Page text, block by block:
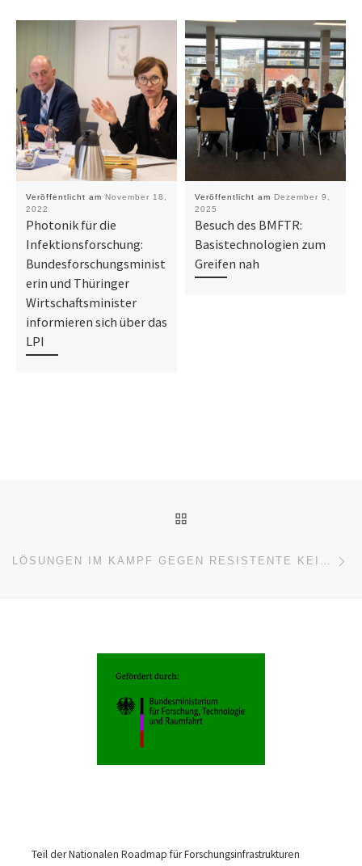
Veröffentlicht am November 18,
2022
Photonik für die
Infektionsforschung:
Bundesforschungsminist
erin und Thüringer
Wirtschaftsminister
informieren sich über das
LPI
Veröffentlicht am Dezember 9,
2025
Besuch des BMFTR:
Basistechnologien zum
Greifen nah
Beitragsnavigation
LÖSUNGEN IM KAMPF GEGEN RESISTENTE KEIME: BUND INVESTIERT IN NEUES LEIBNIZ-FORSCHUNGSZENTRUM
Teil der Nationalen Roadmap für Forschungsinfrastrukturen